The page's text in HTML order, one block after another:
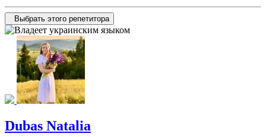
Выбрать этого репетитора
Dubas Natalia